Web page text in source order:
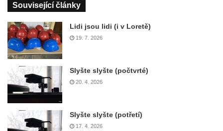
Související články
Lidi jsou lidi (i v Loretě)
19. 7. 2026
Slyšte slyšte (počtvrté)
20. 4. 2026
Slyšte slyšte (potřetí)
17. 4. 2026